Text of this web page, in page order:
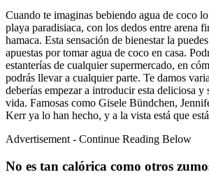
Cuando te imaginas bebiendo agua de coco
playa paradisiaca, con los dedos entre arena
hamaca. Esta sensación de bienestar la
apuestas por tomar agua de coco en casa.
estanterías de cualquier supermercado, en
podrás llevar a cualquier parte. Te damos
deberías empezar a introducir esta deliciosa y
vida. Famosas como Gisele Bündchen,
Kerr ya lo han hecho, y a la vista está que
Advertisement - Continue Reading Below
No es tan calórica como otros